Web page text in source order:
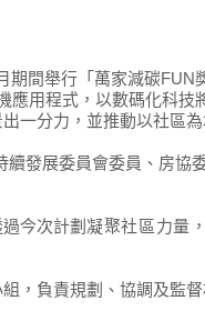
間舉行「萬家減碳FUN
用程式，以數碼化科技
一分力，並推動以社區為
發展委員會委員、房協
今次計劃 凝聚社區力量，
，負責規劃、協調及監